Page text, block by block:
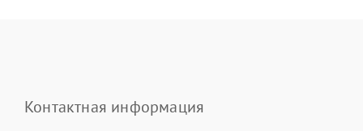
Контактная информация